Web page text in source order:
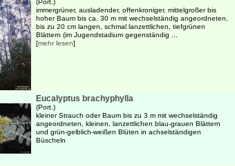
(Port.)
immergrüner, ausladender, offenkroniger, mittelgroßer bis
hoher Baum bis ca. 30 m mit wechselständig angeordneten,
bis zu 20 cm langen, schmal lanzettlichen, tiefgrünen
Blättern (im Jugendstadium gegenständig ...
[mehr lesen]
Eucalyptus brachyphylla
(Port.)
kleiner Strauch oder Baum bis zu 3 m mit wechselständig
angeordneten, kleinen, lanzettlichen blau-grauen Blättern
und grün-gelblich-weißen Blüten in achselständigen
Büscheln